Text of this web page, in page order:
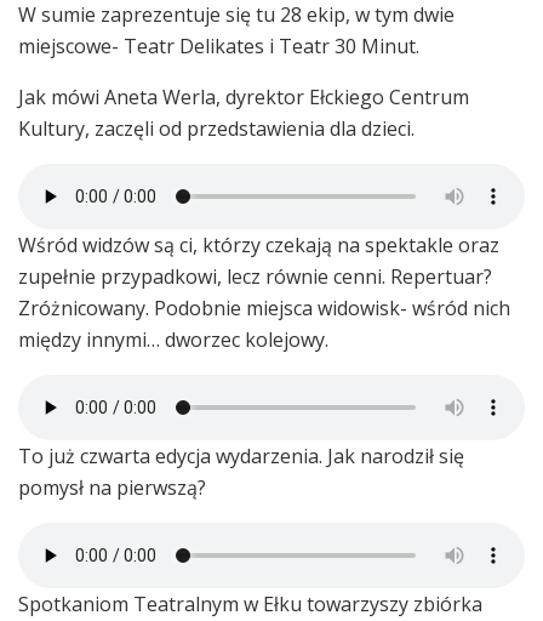
W sumie zaprezentuje się tu 28 ekip, w tym dwie
miejscowe- Teatr Delikates i Teatr 30 Minut.
Jak mówi Aneta Werla, dyrektor Ełckiego Centrum
Kultury, zaczęli od przedstawienia dla dzieci.
Wśród widzów są ci, którzy czekają na spektakle oraz
zupełnie przypadkowi, lecz równie cenni. Repertuar?
Zróżnicowany. Podobnie miejsca widowisk- wśród nich
między innymi… dworzec kolejowy.
To już czwarta edycja wydarzenia. Jak narodził się
pomysł na pierwszą?
Spotkaniom Teatralnym w Ełku towarzyszy zbiórka